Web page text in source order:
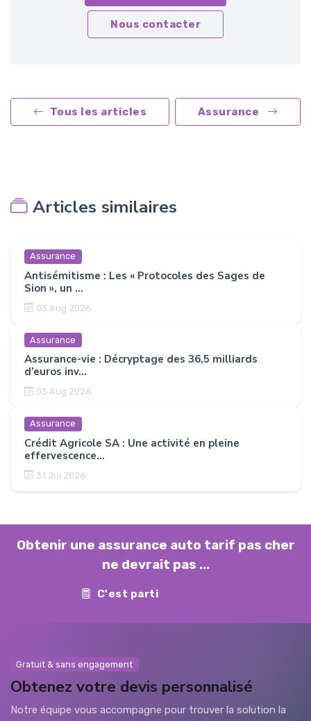
Nous contacter
Tous les articles Assurance
Articles similaires
Assurance
Antisémitisme : Les « Protocoles des Sages de
Sion », un ...
03 Aug 2026
Assurance
Assurance-vie : Décryptage des 36,5 milliards
d’euros inv...
03 Aug 2026
Assurance
Crédit Agricole SA : Une activité en pleine
effervescence...
31 Jul 2026
Obtenir une assurance auto tarif pas cher
ne devrait pas ...
C'est parti
Gratuit & sans engagement
Obtenez votre devis personnalisé
Notre équipe vous accompagne pour trouver la solution la